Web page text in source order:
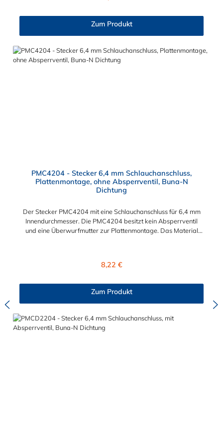
Zum Produkt
PMC4204 - Stecker 6,4 mm Schlauchanschluss,
Plattenmontage, ohne Absperrventil, Buna-N
Dichtung
Der Stecker PMC4204 mit eine Schlauchanschluss für 6,4 mm
Innendurchmesser. Die PMC4204 besitzt kein Absperrventil
und eine Überwurfmutter zur Plattenmontage. Das Material
der PMC-, PMC12- und MC- Serie kombinieren.
Regulärer Preis:
8,22 €
Zum Produkt